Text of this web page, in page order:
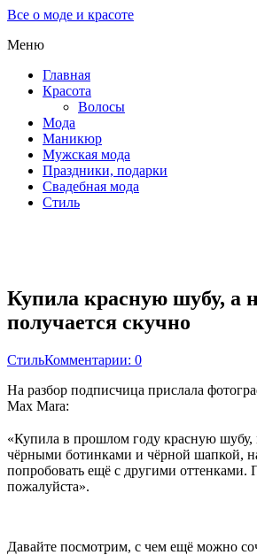
Все о моде и красоте
Меню
Главная
Красота
Волосы
Мода
Маникюр
Мужская мода
Праздники, подарки
Свадебная мода
Стиль
Купила красную шубу, а
получается скучно
СтильКомментарии: 0
На разбор подписчица прислала
Max Mara:
«Купила в прошлом году красную шубу,
чёрными ботинками и чёрной шапкой,
попробовать ещё с другими оттенками.
пожалуйста».
Давайте посмотрим, с чем ещё можно